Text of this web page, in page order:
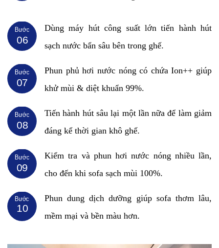
06
Bước
Dùng máy hút công suất lớn tiến hành hút
sạch nước bẩn sâu bên trong ghế.
07
Bước
Phun phủ hơi nước nóng có chứa Ion++ giúp
khử mùi & diệt khuẩn 99%.
08
Bước
Tiến hành hút sâu lại một lần nữa để làm giảm
đáng kể thời gian khô ghế.
09
Bước
Kiểm tra và phun hơi nước nóng nhiều lần,
cho đến khi sofa sạch mùi 100%.
10
Bước
Phun dung dịch dưỡng giúp sofa thơm lâu,
mềm mại và bền màu hơn.